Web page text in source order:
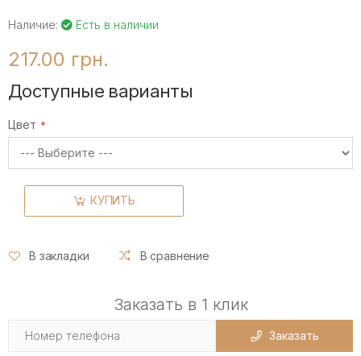
Наличие: Есть в наличии
217.00 грн.
Доступные варианты
Цвет
КУПИТЬ
В закладки В сравнение
Заказать в 1 клик
Заказать